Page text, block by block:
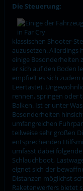
Die Steuerung:
klassischen Shooter-
auzusetzen. Allerdings
einige Besonderheiten
er sich auf den Boden
empfielt es sich
Leertaste).
rennen, springen oder
Balken. Ist er unter
Besonderheiten
umfangreichen
teilweise sehr großen
entsprechenden
umfasst dabei
Schlauchboot,
eignet sich der
Distanzen möglichst
Raketenwerfers bietet